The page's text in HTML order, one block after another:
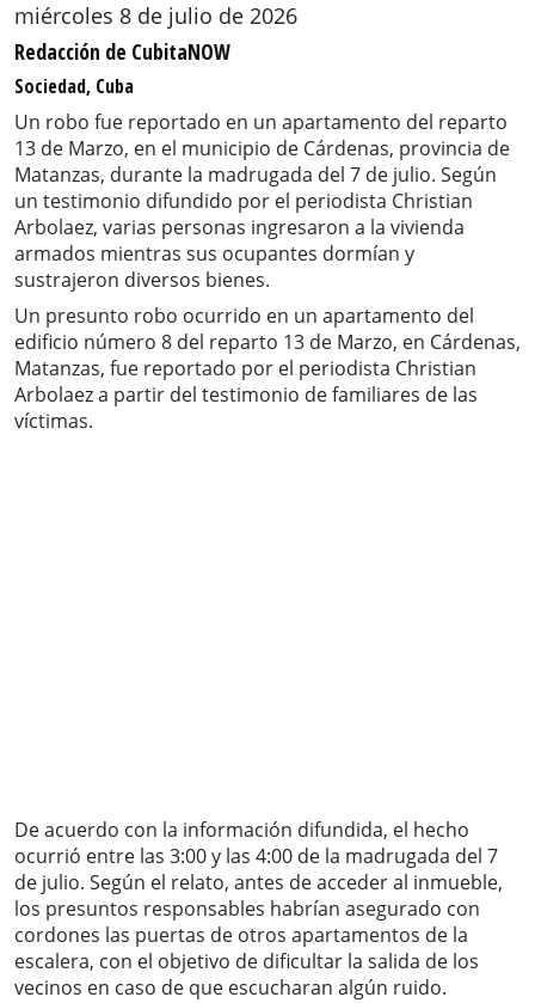
miércoles 8 de julio de 2026
Redacción de CubitaNOW
Sociedad, Cuba
Un robo fue reportado en un apartamento del reparto
13 de Marzo, en el municipio de Cárdenas, provincia de
Matanzas, durante la madrugada del 7 de julio. Según
un testimonio difundido por el periodista Christian
Arbolaez, varias personas ingresaron a la vivienda
armados mientras sus ocupantes dormían y
sustrajeron diversos bienes.
Un presunto robo ocurrido en un apartamento del
edificio número 8 del reparto 13 de Marzo, en Cárdenas,
Matanzas, fue reportado por el periodista Christian
Arbolaez a partir del testimonio de familiares de las
víctimas.
De acuerdo con la información difundida, el hecho
ocurrió entre las 3:00 y las 4:00 de la madrugada del 7
de julio. Según el relato, antes de acceder al inmueble,
los presuntos responsables habrían asegurado con
cordones las puertas de otros apartamentos de la
escalera, con el objetivo de dificultar la salida de los
vecinos en caso de que escucharan algún ruido.